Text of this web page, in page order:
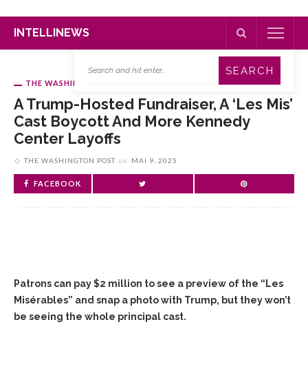
INTELLINEWS
THE WASHINGTON POST
A Trump-Hosted Fundraiser, A ‘Les Mis’
Cast Boycott And More Kennedy
Center Layoffs
THE WASHINGTON POST on MAI 9, 2025
FACEBOOK
Patrons can pay $2 million to see a preview of the “Les
Misérables” and snap a photo with Trump, but they won’t
be seeing the whole principal cast.